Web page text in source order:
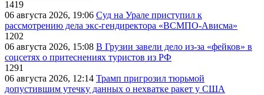
1419
06 августа 2026, 19:06 Суд на Урале приступил к
рассмотрению дела экс-гендиректора «ВСМПО-Ависма»
1202
06 августа 2026, 15:08 В Грузии завели дело из-за «фейков» в
соцсетях о притеснениях туристов из РФ
1291
06 августа 2026, 12:14 Трамп пригрозил тюрьмой
допустившим утечку данных о нехватке ракет у США